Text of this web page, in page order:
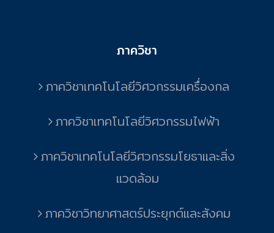
ภาควิชา
ภาควิชาเทคโนโลยีวิศวกรรมเครื่องกล
ภาควิชาเทคโนโลยีวิศวกรรมไฟฟ้า
ภาควิชาเทคโนโลยีวิศวกรรมโยธาและสิ่ง
แวดล้อม
ภาควิชาวิทยาศาสตร์ประยุกต์และสังคม